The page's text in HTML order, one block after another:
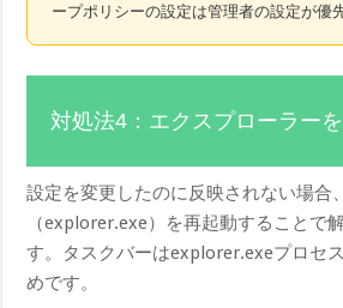
ープポリシーの設定は管理者の設定が優
対処法4：エクスプローラー
設定を変更したのに反映されない場合
（explorer.exe）を再起動することで
す。タスクバーはexplorer.exeプロセ
めです。